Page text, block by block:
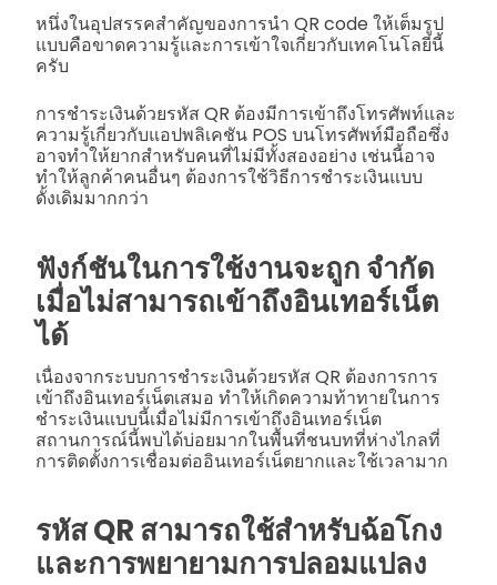
หนึ่งในอุปสรรคสำคัญของการนำ QR code ให้เต็มรูป
แบบคือขาดความรู้และการเข้าใจเกี่ยวกับเทคโนโลยีนี้
ครับ
การชำระเงินด้วยรหัส QR ต้องมีการเข้าถึงโทรศัพท์และ
ความรู้เกี่ยวกับแอปพลิเคชัน POS บนโทรศัพท์มือถือซึ่ง
อาจทำให้ยากสำหรับคนที่ไม่มีทั้งสองอย่าง เช่นนี้อาจ
ทำให้ลูกค้าคนอื่นๆ ต้องการใช้วิธีการชำระเงินแบบ
ดั้งเดิมมากกว่า
ฟังก์ชันในการใช้งานจะถูก จำกัด
เมื่อไม่สามารถเข้าถึงอินเทอร์เน็ต
ได้
เนื่องจากระบบการชำระเงินด้วยรหัส QR ต้องการการ
เข้าถึงอินเทอร์เน็ตเสมอ ทำให้เกิดความท้าทายในการ
ชำระเงินแบบนี้เมื่อไม่มีการเข้าถึงอินเทอร์เน็ต
สถานการณ์นี้พบได้บ่อยมากในพื้นที่ชนบทที่ห่างไกลที่
การติดตั้งการเชื่อมต่ออินเทอร์เน็ตยากและใช้เวลามาก
รหัส QR สามารถใช้สำหรับฉ้อโกง
และการพยายามการปลอมแปลง